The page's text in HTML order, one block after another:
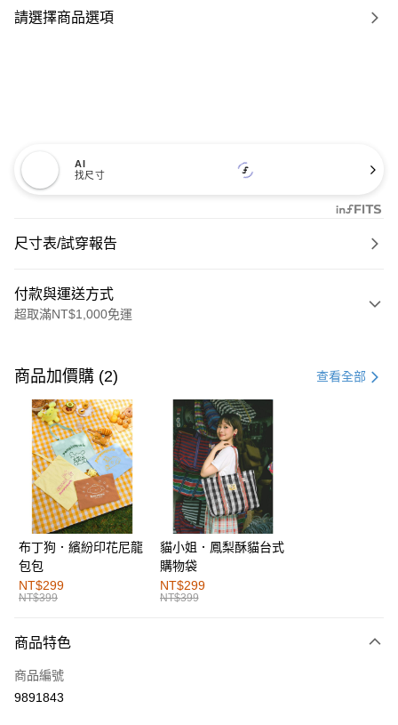
請選擇商品選項
AI
找尺寸
尺寸表/試穿報告
付款與運送方式
超取滿NT$1,000免運
信用卡一次付款
購物金
超商取貨付款
LINE Pay
街口支付
運送方式
全家取貨付款
每筆NT$60，滿NT$1,000(含以上)免運費
付款後全家取貨
萊爾富取貨付款
商品加價購 (2) 查看全部
布丁狗．繽紛印花尼龍
包包
NT$299
NT$399
貓小姐．鳳梨酥貓台式
購物袋
NT$299
NT$399
商品特色
商品編號
9891843